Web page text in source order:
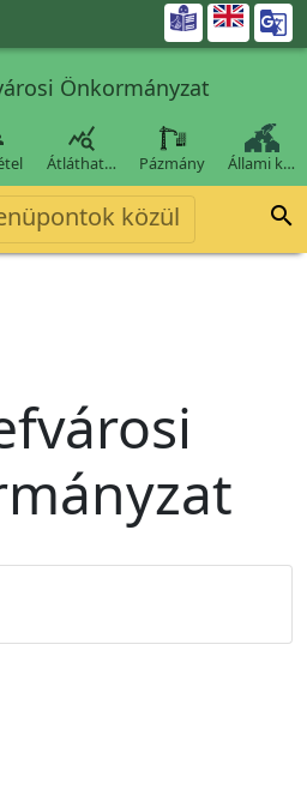

Önkormányzat

Átláthat… Pázmány Állami k…
közül 